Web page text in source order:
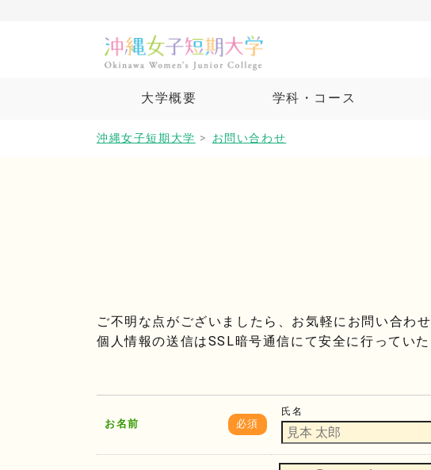
大学概要 学科・コース
沖縄女子短期大学 > お問い合わせ
ご不明な点がございましたら、お気軽にお問い合わせ
個人情報の送信はSSL暗号通信にて安全に行っていた
お名前 必須
氏名